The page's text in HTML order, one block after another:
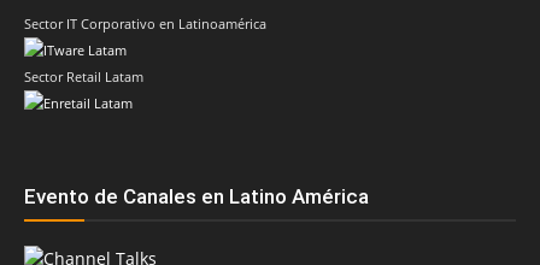
Sector IT Corporativo en Latinoamérica
Sector Retail Latam
Evento de Canales en Latino América